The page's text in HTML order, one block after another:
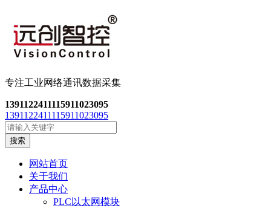
专注工业网络通讯数据采集
1391122411115911023095
1391122411115911023095
搜索
网站首页
关于我们
产品中心
PLC以太网模块